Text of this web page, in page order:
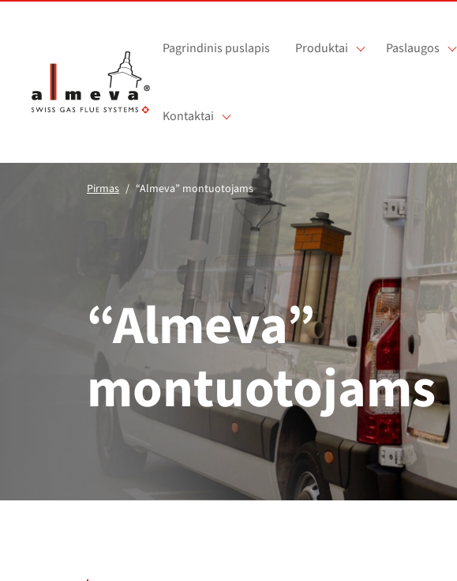
Pagrindinis puslapis Produktai Paslaugos
Kontaktai
Pirmas “Almeva” montuotojams
“Almeva”
montuotojams